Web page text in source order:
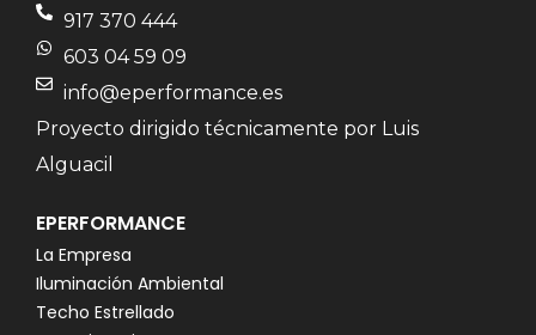
917 370 444
603 04 59 09
info@eperformance.es
Proyecto dirigido técnicamente por Luis
Alguacil
EPERFORMANCE
La Empresa
Iluminación Ambiental
Techo Estrellado